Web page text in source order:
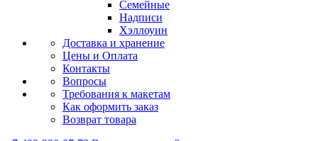
Семейные
Надписи
Хэллоуин
Доставка и хранение
Цены и Оплата
Контакты
Вопросы
Требования к макетам
Как оформить заказ
Возврат товара